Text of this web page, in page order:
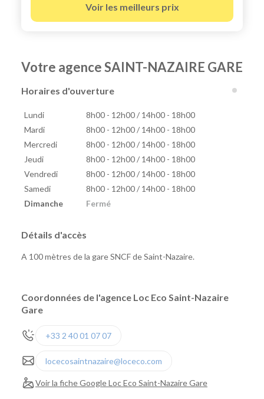
Voir les meilleurs prix
Votre agence SAINT-NAZAIRE GARE
Horaires d'ouverture
Lundi
8h00 - 12h00 / 14h00 - 18h00
Mardi
8h00 - 12h00 / 14h00 - 18h00
Mercredi
8h00 - 12h00 / 14h00 - 18h00
Jeudi
8h00 - 12h00 / 14h00 - 18h00
Vendredi
8h00 - 12h00 / 14h00 - 18h00
Samedi
8h00 - 12h00 / 14h00 - 18h00
Dimanche
Fermé
Détails d'accès
A 100 mètres de la gare SNCF de Saint-Nazaire.
Coordonnées de l'agence Loc Eco Saint-Nazaire
Gare
+33 2 40 01 07 07
locecosaintnazaire@loceco.com
Voir la fiche Google Loc Eco Saint-Nazaire Gare